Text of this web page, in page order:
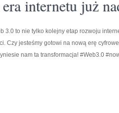
internetu już
3.0 to nie tylko kolejny etap rozwoju
Czy jesteśmy gotowi na nową erę
nam ta transformacja! #Web3.0